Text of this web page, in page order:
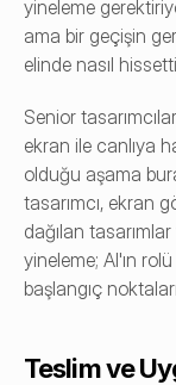
yineleme
ama bir geçişin
elinde nasıl
Senior
ekran ile canlıya
olduğu aşama
tasarımcı, ekran
dağılan
yineleme; AI'ın
başlangıç
Teslim ve